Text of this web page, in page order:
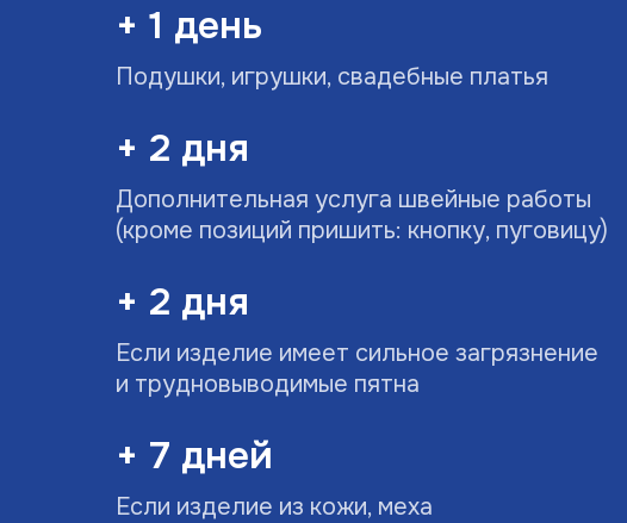
+ 1 день
Подушки, игрушки, свадебные платья
+ 2 дня
Дополнительная услуга швейные работы
(кроме позиций пришить: кнопку, пуговицу)
+ 2 дня
Если изделие имеет сильное загрязнение
и трудновыводимые пятна
+ 7 дней
Если изделие из кожи, меха